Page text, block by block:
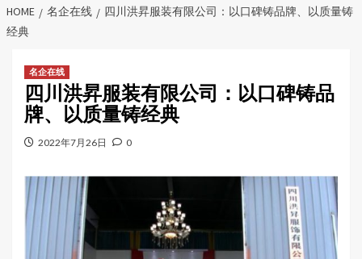
HOME 名企在线
四川洪昇服装有限公司：以口碑铸品牌、以质量铸
经典
名企在线
四川洪昇服装有限公司：以口碑铸品
牌、以质量铸经典
2022年7月26日 0